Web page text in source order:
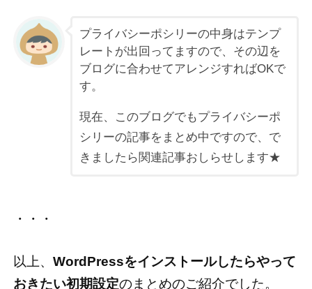
プライバシーポシリーの中身はテンプ
レートが出回ってますので、その辺を
ブログに合わせてアレンジすればOKで
す。
現在、このブログでもプライバシーポ
シリーの記事をまとめ中ですので、で
きましたら関連記事おしらせします★
・・・
以上、 WordPressをインストールしたらやって
おきたい初期設定のまとめのご紹介でした。